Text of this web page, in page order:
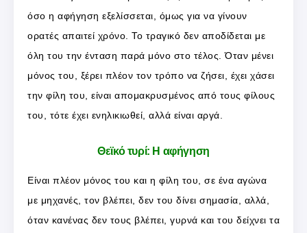
όσο η αφήγηση εξελίσσεται, όμως για να γίνουν
ορατές απαιτεί χρόνο. Το τραγικό δεν αποδίδεται με
όλη του την ένταση παρά μόνο στο τέλος. Όταν μένει
μόνος του, ξέρει πλέον τον τρόπο να ζήσει, έχει χάσει
την φίλη του, είναι απομακρυσμένος από τους φίλους
του, τότε έχει ενηλικιωθεί, αλλά είναι αργά.
Θεϊκό τυρί: Η αφήγηση
Είναι πλέον μόνος του και η φίλη του, σε ένα αγώνα
με μηχανές, τον βλέπει, δεν του δίνει σημασία, αλλά,
όταν κανένας δεν τους βλέπει, γυρνά και του δείχνει τα